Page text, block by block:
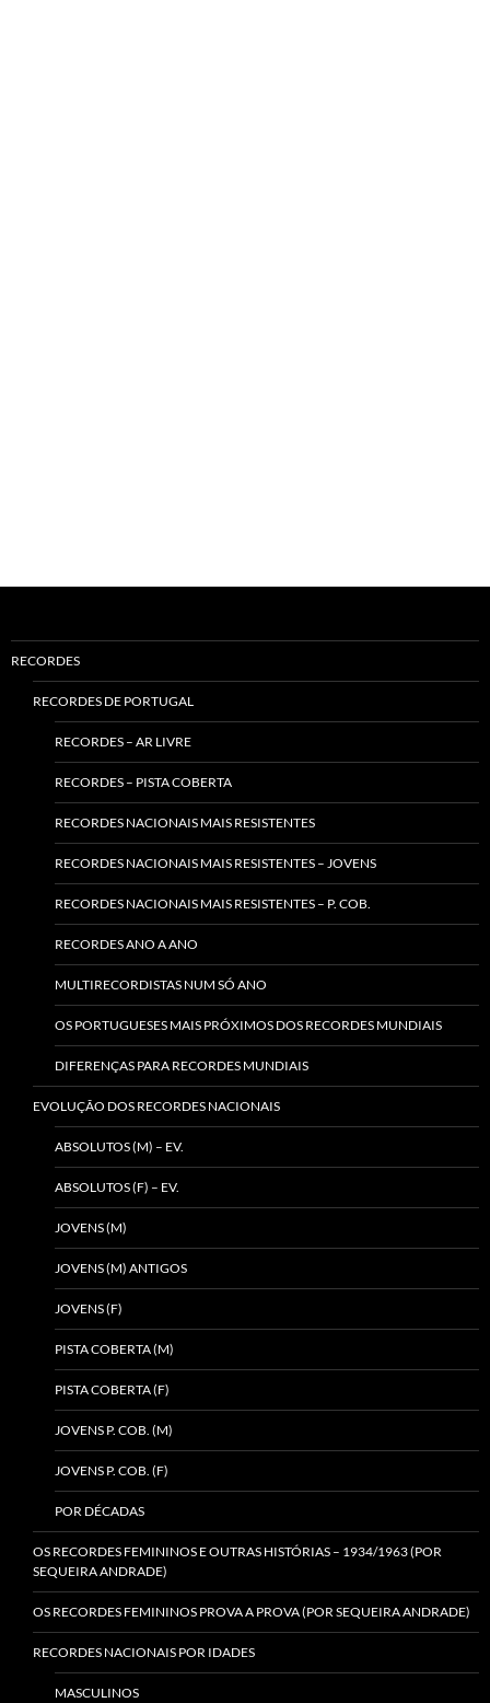
RECORDES
RECORDES DE PORTUGAL
RECORDES – AR LIVRE
RECORDES – PISTA COBERTA
RECORDES NACIONAIS MAIS RESISTENTES
RECORDES NACIONAIS MAIS RESISTENTES – JOVENS
RECORDES NACIONAIS MAIS RESISTENTES – P. COB.
RECORDES ANO A ANO
MULTIRECORDISTAS NUM SÓ ANO
OS PORTUGUESES MAIS PRÓXIMOS DOS RECORDES MUNDIAIS
DIFERENÇAS PARA RECORDES MUNDIAIS
EVOLUÇÃO DOS RECORDES NACIONAIS
ABSOLUTOS (M) – EV.
ABSOLUTOS (F) – EV.
JOVENS (M)
JOVENS (M) ANTIGOS
JOVENS (F)
PISTA COBERTA (M)
PISTA COBERTA (F)
JOVENS P. COB. (M)
JOVENS P. COB. (F)
POR DÉCADAS
OS RECORDES FEMININOS E OUTRAS HISTÓRIAS – 1934/1963 (POR
SEQUEIRA ANDRADE)
OS RECORDES FEMININOS PROVA A PROVA (POR SEQUEIRA ANDRADE)
RECORDES NACIONAIS POR IDADES
MASCULINOS